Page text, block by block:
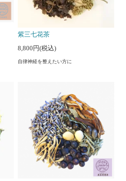
紫三七花茶
8,800円(税込)
自律神経を整えたい方に